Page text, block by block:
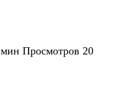
мин Просмотров 20